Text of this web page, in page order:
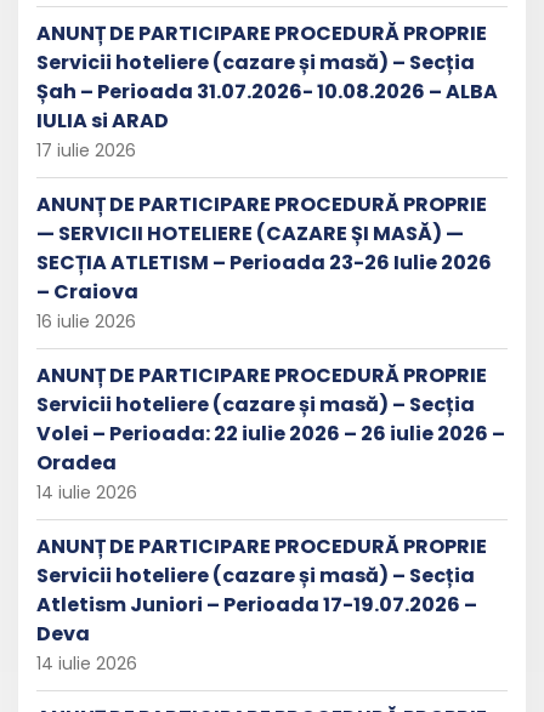
ANUNȚ DE PARTICIPARE PROCEDURĂ PROPRIE
Servicii hoteliere (cazare și masă) – Secția
Șah – Perioada 31.07.2026- 10.08.2026 – ALBA
IULIA si ARAD
17 iulie 2026
ANUNȚ DE PARTICIPARE PROCEDURĂ PROPRIE
— SERVICII HOTELIERE (CAZARE ȘI MASĂ) —
SECȚIA ATLETISM – Perioada 23-26 Iulie 2026
– Craiova
16 iulie 2026
ANUNȚ DE PARTICIPARE PROCEDURĂ PROPRIE
Servicii hoteliere (cazare și masă) – Secția
Volei – Perioada: 22 iulie 2026 – 26 iulie 2026 –
Oradea
14 iulie 2026
ANUNȚ DE PARTICIPARE PROCEDURĂ PROPRIE
Servicii hoteliere (cazare și masă) – Secția
Atletism Juniori – Perioada 17-19.07.2026 –
Deva
14 iulie 2026